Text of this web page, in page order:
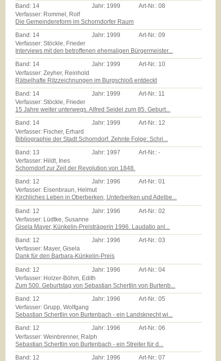
Band: 14 Jahr: 1999 Art-Nr.:08
Verfasser: Rommel, Rolf
Die Gemeindereform im Schorndorfer Raum
Band: 14 Jahr: 1999 Art-Nr.:09
Verfasser: Stöckle, Frieder
Interviews mit den betroffenen ehemaligen Bürgermeister...
Band: 14 Jahr: 1999 Art-Nr.: 10
Verfasser: Zeyher, Reinhold
Rätselhafte Ritzzeichnungen im Burgschloß entdeckt
Band: 14 Jahr: 1999 Art-Nr.: 11
Verfasser: Stöckle, Frieder
15 Jahre weiter unterwegs. Alfred Seidel zum 85. Geburt...
Band: 14 Jahr: 1999 Art-Nr.: 12
Verfasser: Fischer, Erhard
Bibliographie der Stadt Schorndorf. Zehnte Folge: Schri...
Band: 13 Jahr: 1997 Art-Nr.:-
Verfasser: Hildt, Ines
Schorndorf zur Zeit der Revolution von 1848.
Band: 12 Jahr: 1996 Art-Nr.:01
Verfasser: Eisenbraun, Helmut
Kirchliches Leben in Oberberken, Unterberken und Adelbe...
Band: 12 Jahr: 1996 Art-Nr.:02
Verfasser: Lüdtke, Susanne
Gisela Mayer, Künkelin-Preisträgerin 1996. Laudatio anl...
Band: 12 Jahr: 1996 Art-Nr.:03
Verfasser: Mayer, Gisela
Dank für den Barbara-Künkelin-Preis
Band: 12 Jahr: 1996 Art-Nr.:04
Verfasser: Holzer-Böhm, Edith
Zum 500. Geburtstag von Sebastian Schertlin von Burtenb...
Band: 12 Jahr: 1996 Art-Nr.:05
Verfasser: Grupp, Wolfgang
Sebastian Schertlin von Burtenbach - ein Landsknecht wi...
Band: 12 Jahr: 1996 Art-Nr.:06
Verfasser: Weinbrenner, Ralph
Sebastian Schertlin von Burtenbach - ein Streiter für d...
Band: 12 Jahr: 1996 Art-Nr.:07